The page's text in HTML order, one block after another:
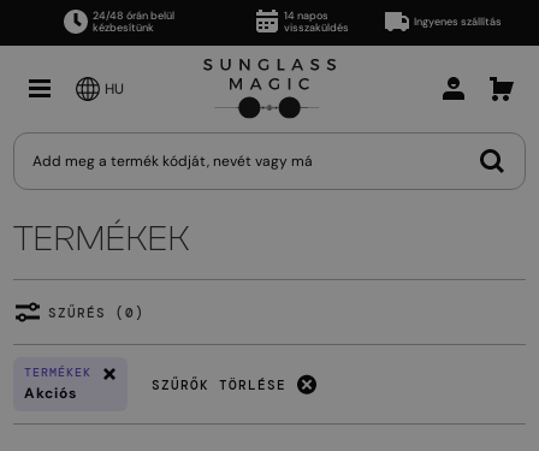
24/48 órán belül
kézbesítünk
14 napos
visszaküldés
Ingyenes szállítás
HU
TERMÉKEK
SZŰRÉS (0)
TERMÉKEK
Akciós SZŰRŐK TÖRLÉSE